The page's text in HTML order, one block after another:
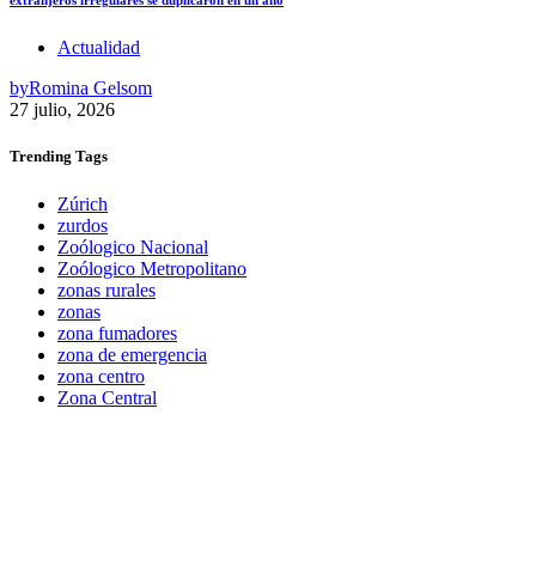
Actualidad
byRomina Gelsom
27 julio, 2026
Trending Tags
Zúrich
zurdos
Zoólogico Nacional
Zoólogico Metropolitano
zonas rurales
zonas
zona fumadores
zona de emergencia
zona centro
Zona Central